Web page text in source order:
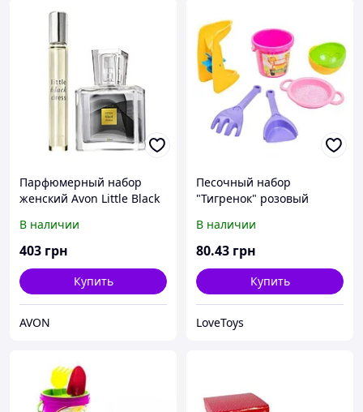
Парфюмерный набор
женский Avon Little Black
В наличии
403 грн
Купить
AVON
Песочный набор
"Тигренок" розовый
В наличии
80.43 грн
Купить
LoveToys